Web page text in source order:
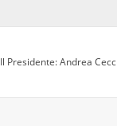
Il Presidente: Andrea